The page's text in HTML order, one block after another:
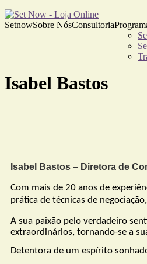
SetnowSobre NósConsultoria
Isabel Bastos
Isabel Bastos – Diretora de
Com mais de 20 anos de
prática de técnicas de
A sua paixão pelo verdadeiro
extraordinários, tornando-se a
Detentora de um espírito